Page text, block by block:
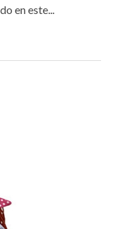
en este...